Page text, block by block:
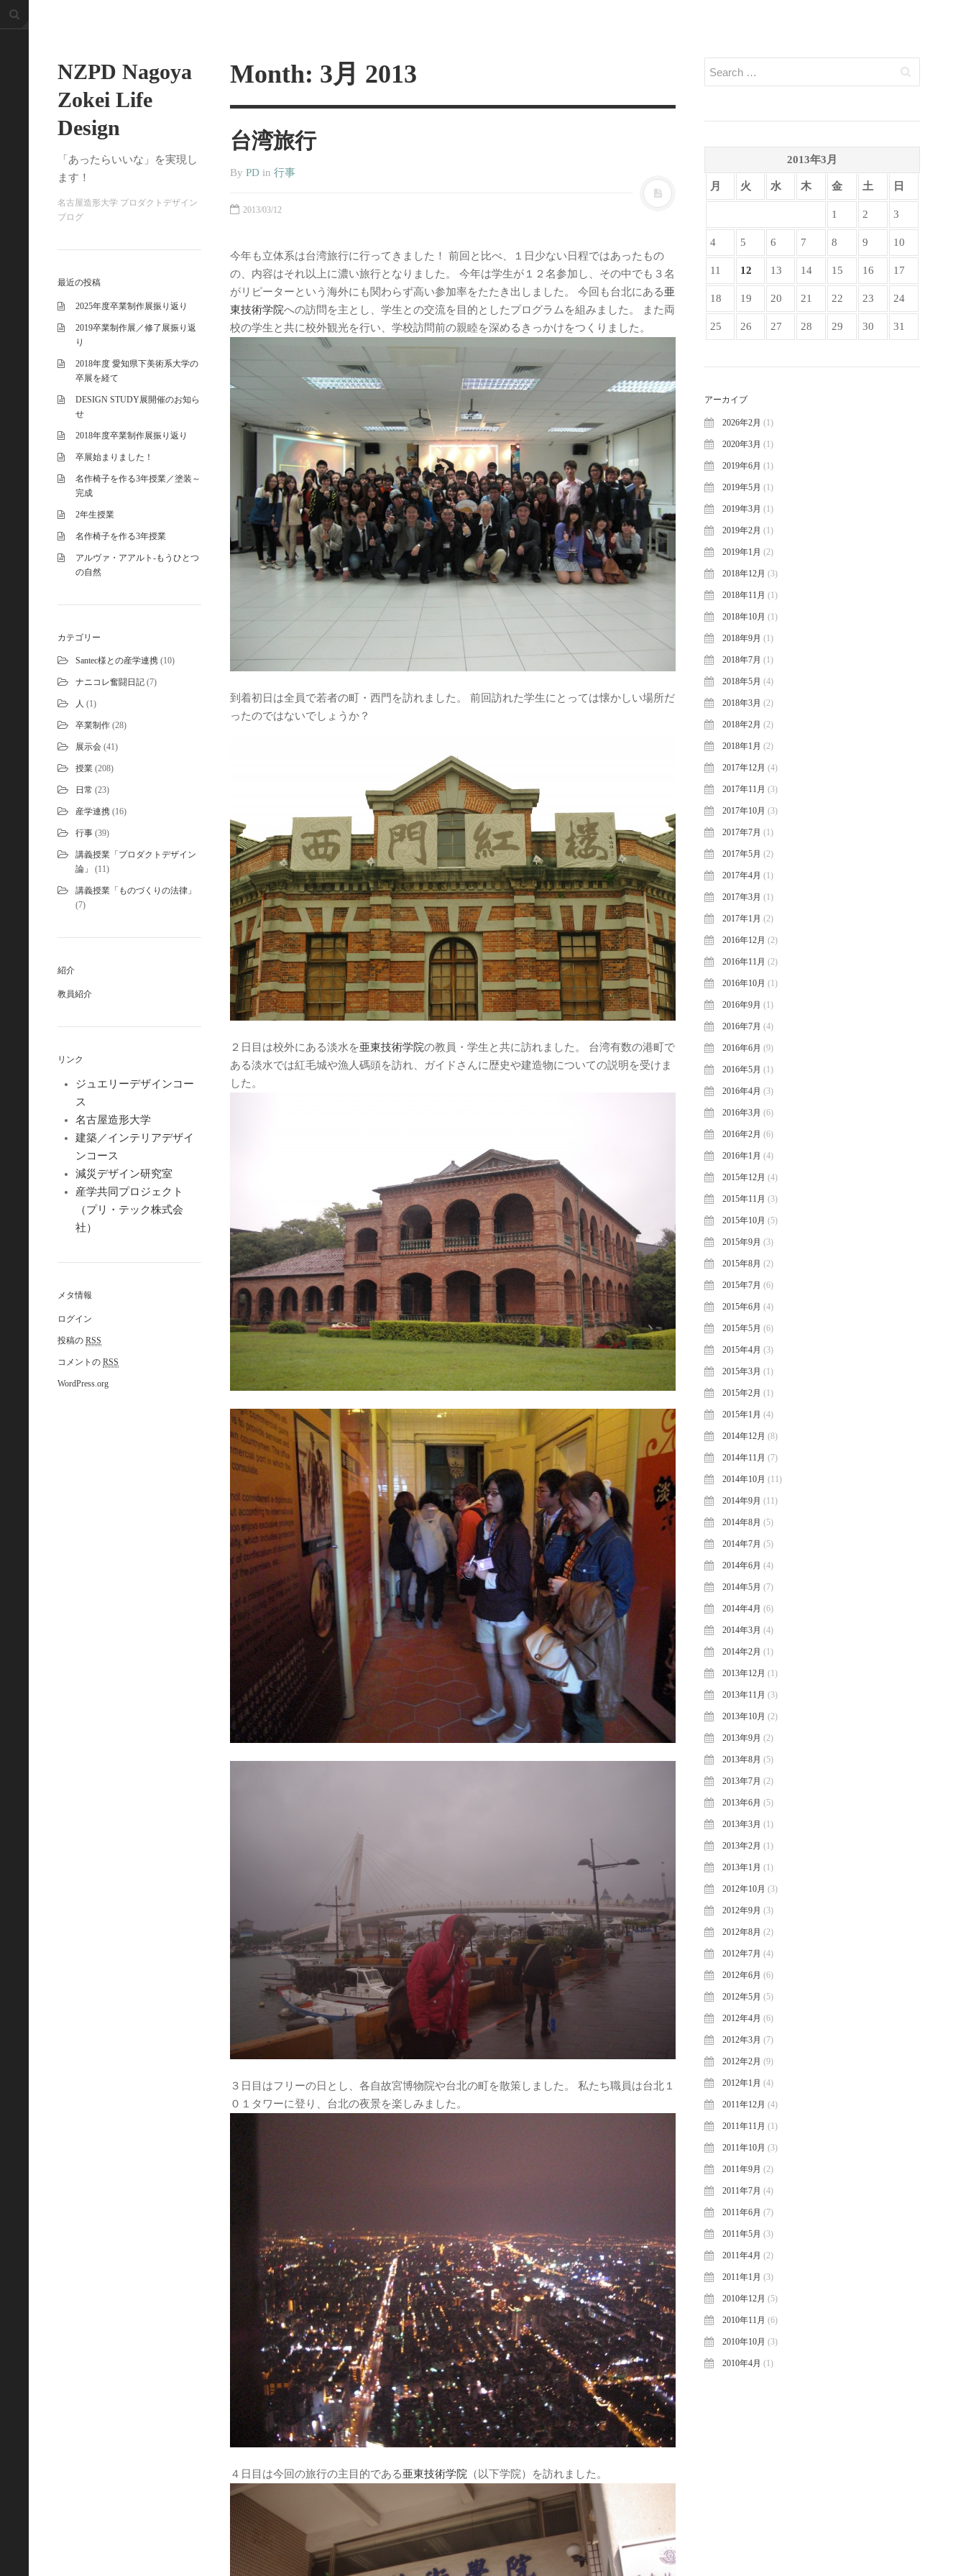
NZPD Nagoya
Zokei Life
Design
「あったらいいな」を実現し
ます！
名古屋造形大学 プロダクトデザイン
ブログ
最近の投稿
2025年度卒業制作展振り返り
2019卒業制作展／修了展振り返
り
2018年度 愛知県下美術系大学の
卒展を経て
DESIGN STUDY展開催のお知ら
せ
2018年度卒業制作展振り返り
卒展始まりました！
名作椅子を作る3年授業／塗装～
完成
2年生授業
名作椅子を作る3年授業
アルヴァ・アアルト-もうひとつ
の自然
カテゴリー
Santec様との産学連携 (10)
ナニコレ奮闘日記 (7)
人 (1)
卒業制作 (28)
展示会 (41)
授業 (208)
日常 (23)
産学連携 (16)
行事 (39)
講義授業「プロダクトデザイン
論」
(11)
講義授業「ものづくりの法律」
(7)
紹介
教員紹介
リンク
ジュエリーデザインコー
ス
名古屋造形大学
建築／インテリアデザイ
ンコース
減災デザイン研究室
産学共同プロジェクト
（プリ・テック株式会
社）
メタ情報
ログイン
投稿の RSS
コメントの RSS
WordPress.org
Month: 3月 2013
台湾旅行
By PD in 行事
2013/03/12
今年も立体系は台湾旅行に行ってきました！ 前回と比べ、１日少ない日程ではあったもの
の、内容はそれ以上に濃い旅行となりました。 今年は学生が１２名参加し、その中でも３名
がリピーターという海外にも関わらず高い参加率をたたき出しました。 今回も台北にある亜
東技術学院への訪問を主とし、学生との交流を目的としたプログラムを組みました。 また両
校の学生と共に校外観光を行い、学校訪問前の親睦を深めるきっかけをつくりました。
到着初日は全員で若者の町・西門を訪れました。 前回訪れた学生にとっては懐かしい場所だ
ったのではないでしょうか？
２日目は校外にある淡水を亜東技術学院の教員・学生と共に訪れました。 台湾有数の港町で
ある淡水では紅毛城や漁人碼頭を訪れ、ガイドさんに歴史や建造物についての説明を受けま
した。
３日目はフリーの日とし、各自故宮博物院や台北の町を散策しました。 私たち職員は台北１
０１タワーに登り、台北の夜景を楽しみました。
４日目は今回の旅行の主目的である亜東技術学院 （以下学院）を訪れました。
2013年3月
月 火 水 木 金 土 日
1 2 3
4 5 6 7 8 9 10
11 12 13 14 15 16 17
18 19 20 21 22 23 24
25 26 27 28 29 30 31
アーカイブ
2026年2月 (1)
2020年3月 (1)
2019年6月 (1)
2019年5月 (1)
2019年3月 (1)
2019年2月 (1)
2019年1月 (2)
2018年12月 (3)
2018年11月 (1)
2018年10月 (1)
2018年9月 (1)
2018年7月 (1)
2018年5月 (4)
2018年3月 (2)
2018年2月 (2)
2018年1月 (2)
2017年12月 (4)
2017年11月 (3)
2017年10月 (3)
2017年7月 (1)
2017年5月 (2)
2017年4月 (1)
2017年3月 (1)
2017年1月 (2)
2016年12月 (2)
2016年11月 (2)
2016年10月 (1)
2016年9月 (1)
2016年7月 (4)
2016年6月 (9)
2016年5月 (1)
2016年4月 (3)
2016年3月 (6)
2016年2月 (6)
2016年1月 (4)
2015年12月 (4)
2015年11月 (3)
2015年10月 (5)
2015年9月 (3)
2015年8月 (2)
2015年7月 (6)
2015年6月 (4)
2015年5月 (6)
2015年4月 (3)
2015年3月 (1)
2015年2月 (1)
2015年1月 (4)
2014年12月 (8)
2014年11月 (7)
2014年10月 (11)
2014年9月 (11)
2014年8月 (5)
2014年7月 (5)
2014年6月 (4)
2014年5月 (7)
2014年4月 (6)
2014年3月 (4)
2014年2月 (1)
2013年12月 (1)
2013年11月 (3)
2013年10月 (2)
2013年9月 (2)
2013年8月 (5)
2013年7月 (2)
2013年6月 (5)
2013年3月 (1)
2013年2月 (1)
2013年1月 (1)
2012年10月 (3)
2012年9月 (3)
2012年8月 (2)
2012年7月 (4)
2012年6月 (6)
2012年5月 (5)
2012年4月 (6)
2012年3月 (7)
2012年2月 (9)
2012年1月 (4)
2011年12月 (4)
2011年11月 (1)
2011年10月 (3)
2011年9月 (2)
2011年7月 (4)
2011年6月 (7)
2011年5月 (3)
2011年4月 (2)
2011年1月 (3)
2010年12月 (5)
2010年11月 (6)
2010年10月 (3)
2010年4月 (1)